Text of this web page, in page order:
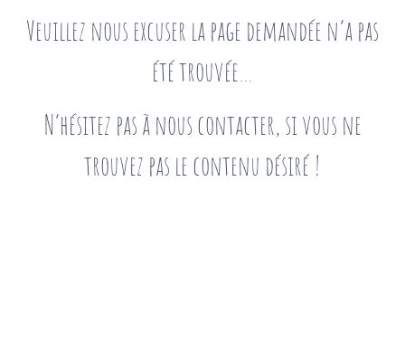
Veuillez nous excuser la page demandée n’a pas
été trouvée…
N’hésitez pas à nous contacter, si vous ne
trouvez pas le contenu désiré !